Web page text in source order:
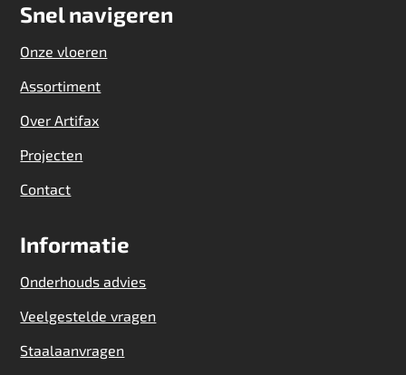
Snel navigeren
Onze vloeren
Assortiment
Over Artifax
Projecten
Contact
Informatie
Onderhouds advies
Veelgestelde vragen
Staalaanvragen